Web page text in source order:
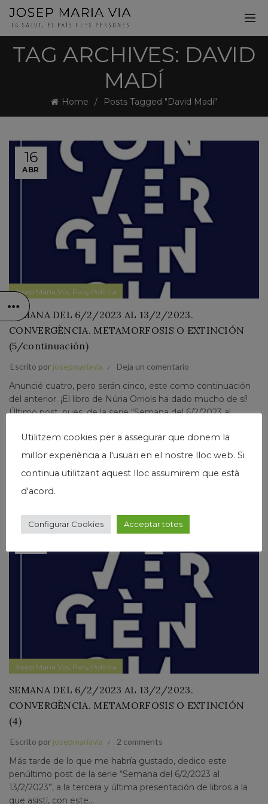
TAG ARCHIVES: DAVID
MADÍ
Home Posts Tagged "David Madí"
16
ABR
Josep Maria Via, País, Política
SEMANA DEL 6/2/2023 AL 13/2/2023.
CONVERGÈNCIA. METAMORFOSIS O EXTINCIÓN
(5/continuación)
Escrito por josepmariavia Deja un comentario
Anuncié cuatro, pero serán cinco, este como continuación
del anterior. ¡El libro de Núria Orriols ha dado mucho de sí!
Último post, pues, de la serie “Semana del 6/2/2023 al
15
Josep Maria Via, País, Política
SEMANA DEL 6/2/2023 AL 13/2/2023.
CONVERGÈNCIA. METAMORFOSIS O EXTINCIÓN
(4)
Escrito por josepmariavia 2 comments
Más tarde de lo que me habría gustado, dedico este
penúltimo post de la serie “Semana del 6/2/2023 al
13/2/2023”, a la tercera y última presentación de libros a la
que asistí, con este...
Utilitzem cookies per a assegurar que donem la
millor experiència a l'usuari en el nostre lloc web. Si
continua utilitzant aquest lloc assumirem que està
d'acord.
Configurar Cookies Acceptar totes